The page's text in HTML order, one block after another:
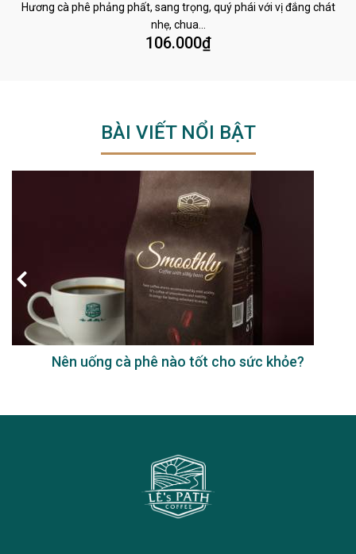
Hương cà phê phảng phất, sang trọng, quý phái với vị đắng chát
nhẹ, chua…
106.000₫
BÀI VIẾT NỔI BẬT
Nên uống cà phê nào tốt cho sức khỏe?